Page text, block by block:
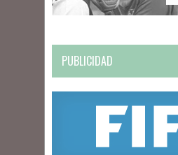
PUBLICIDAD